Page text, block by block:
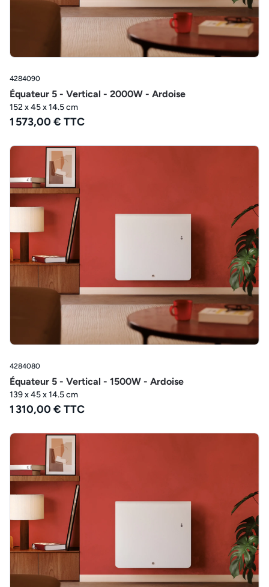
4284090
Équateur 5 - Vertical - 2000W - Ardoise
152 x 45 x 14.5 cm
1 573,00 € TTC
4284080
Équateur 5 - Vertical - 1500W - Ardoise
139 x 45 x 14.5 cm
1 310,00 € TTC